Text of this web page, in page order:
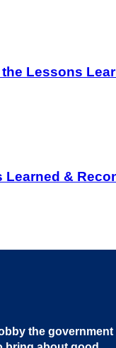
Lessons
&
the government